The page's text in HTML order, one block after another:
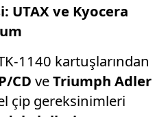
UTAX ve Kyocera
1140 kartuşlarından
CD veTriumph Adler
çip gereksinimleri